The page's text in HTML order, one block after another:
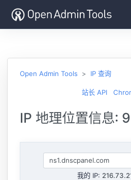
Open Admin Tools IP 查询
站长 API
IP 地理位置信息:
我的 IP: